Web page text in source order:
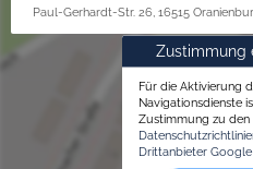
Paul-Gerhardt-Str. 26, 16515
Zustimmung
Für die Aktivierung
Navigationsdienste
Zustimmung zu den
Drittanbieter Google